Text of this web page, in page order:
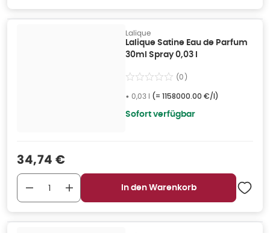
Lalique
Lalique Satine Eau de Parfum
30ml Spray 0,03 l
(0)
• 0,03 l (= 1158000.00 €/l)
Sofort verfügbar
Verkaufspreis
34,74 €
In den Warenkorb